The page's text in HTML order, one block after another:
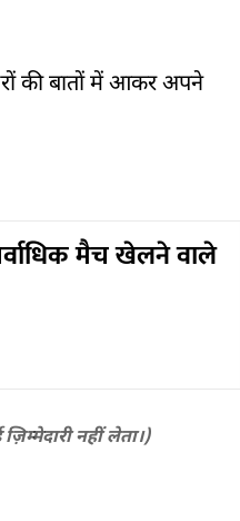
की बातों में आकर अपने
मैच खेलने वाले
नहीं लेता।)